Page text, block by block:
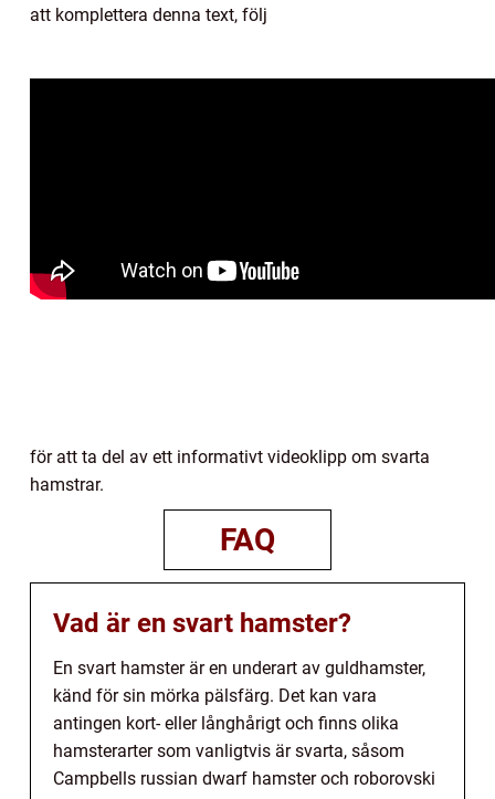
att komplettera denna text, följ
för att ta del av ett informativt videoklipp om svarta
hamstrar.
FAQ
Vad är en svart hamster?
En svart hamster är en underart av guldhamster,
känd för sin mörka pälsfärg. Det kan vara
antingen kort- eller långhårigt och finns olika
hamsterarter som vanligtvis är svarta, såsom
Campbells russian dwarf hamster och roborovski